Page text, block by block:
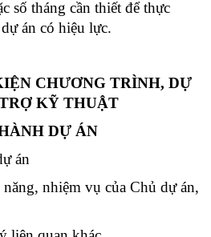
số tháng cần thiết để thực
án có hiệu lực.
CHƯƠNG TRÌNH, DỰ
KỸ THUẬT
DỰ ÁN
án
nhiệm vụ của Chủ dự án,